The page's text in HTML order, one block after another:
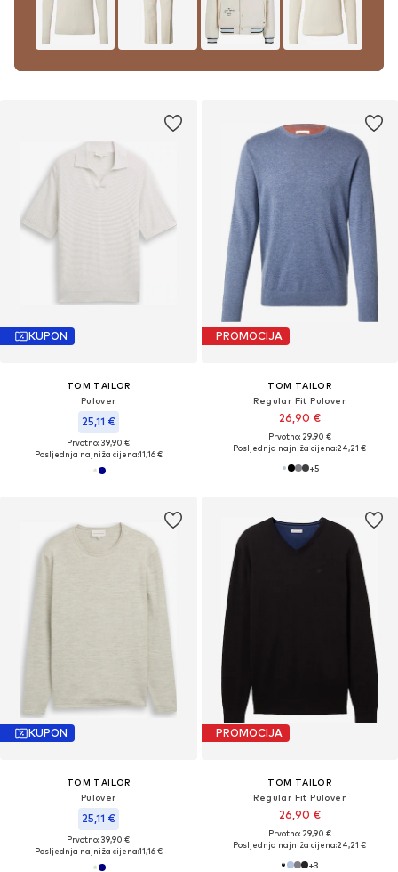
KUPON
TOM TAILOR
Pulover
25,11 €
Prvotno: 39,90 €
Posljednja najniža cijena:11,16 €
PROMOCIJA
TOM TAILOR
Regular Fit Pulover
26,90 €
Prvotno: 29,90 €
Posljednja najniža cijena:24,21 €
+5
KUPON
TOM TAILOR
Pulover
25,11 €
Prvotno: 39,90 €
Posljednja najniža cijena:11,16 €
PROMOCIJA
TOM TAILOR
Regular Fit Pulover
26,90 €
Prvotno: 29,90 €
Posljednja najniža cijena:24,21 €
+3